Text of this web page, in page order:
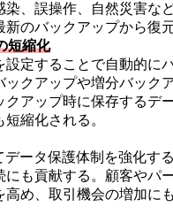
染、誤操作、自然災害な
新のバックアップから復
短縮化
設定することで自動的に
ックアップや増分バック
クアップ時に保存するデ
縮化される。
データ保護体制を強化す
にも貢献する。顧客やパ
高め、取引機会の増加に